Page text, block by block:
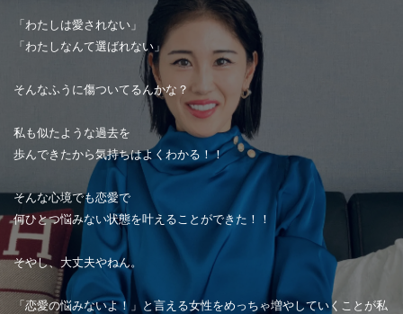
「わたしは愛されない」
「わたしなんて選ばれない」
そんなふうに傷ついてるんかな？
私も似たような過去を
歩んできたから気持ちはよくわかる！！
そんな心境でも恋愛で
何ひとつ悩みない状態を叶えることができた！！
そやし、大丈夫やねん。
「恋愛の悩みないよ！」と言える女性をめっちゃ増やしていくことが私